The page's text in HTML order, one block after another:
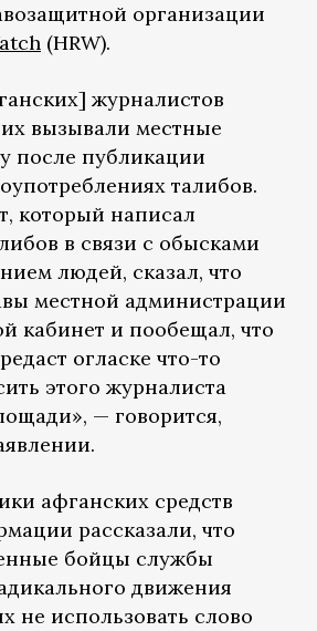
организации
(HRW).
журналистов
их вызывали местные
после публикации
талибов.
который написал
в связи с обысками
людей, сказал, что
местной администрации
кабинет и пообещал, что
огласке что-то
этого журналиста
— говорится,
афганских средств
рассказали, что
бойцы службы
движения
не использовать слово